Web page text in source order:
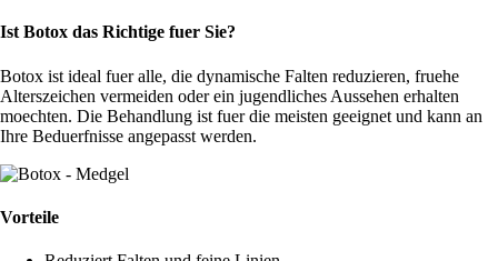
Ist Botox das Richtige fuer Sie?
Botox ist ideal fuer alle, die dynamische Falten reduzieren, fruehe
Alterszeichen vermeiden oder ein jugendliches Aussehen erhalten
moechten. Die Behandlung ist fuer die meisten geeignet und kann an
Ihre Beduerfnisse angepasst werden.
Vorteile